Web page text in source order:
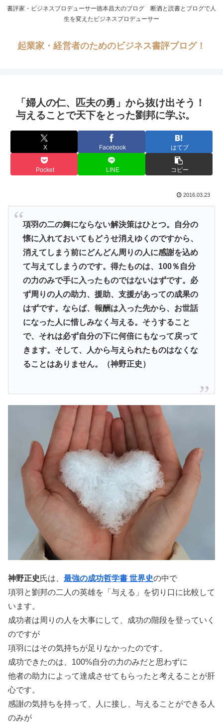
書評家・ビジネスプロデューサー徳本昌大のブログ 断酒と読書とブログで人
生を変えたビジネスプロデューサー
起業家・経営者のためのビジネス書評ブログ！
「婦人の仁、匹夫の勇」から抜け出そう！
与えることで天下をとった劉邦に学ぶ。
X Facebook はてブ
Pocket LINE コピー
2016.03.23
項羽の二の舞にならない解決策はひとつ。自分の
懐に入れておいてもどうせ消えゆくのですから、
消えてしまう前にどんどん周りの人に感謝を込め
て与えてしまうのです。得たものは、100％自分
の力のみで手に入ったものではないはずです。必
ず周りの人の助力、援助、支援があっての成果の
はずです。ならば、報酬は入った先から、お世話
になった人に惜しみなく与える。そうすること
で、それは必ず自分の下に何倍にもなって戻って
きます。そして、人から与えられたものはなくな
ることはありません。（神野正史 ）
神野正史 氏は、 最強の成功哲学書 世界史の中で
項羽と劉邦の二人の英雄を「与える」を切り口に比較して
います。
成功者は周りの人を大事にして、成功の階段を登っていく
のですが
項羽にはその気持ちが足りなかったのです。
成功できたのは、100%自分の力のみだと思わずに
他者の助力によって達成させてもらったと考えることが肝
心です。
感謝の気持ちを持って、人に接し、与えることができる人
のみが